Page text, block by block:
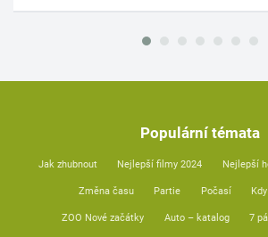
Populární témata
Jak zhubnout Nejlepší filmy 2024 Nejlepší
Změna času Partie Počasí
ZOO Nové začátky Auto – katalog 7